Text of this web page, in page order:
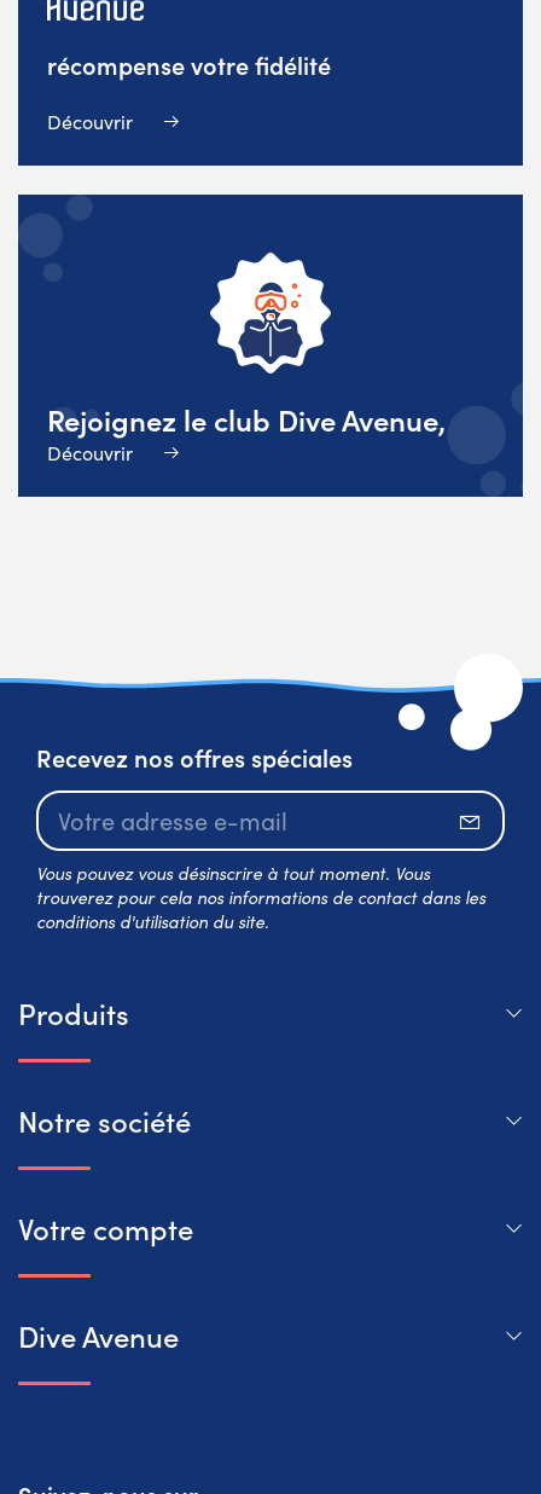
récompense votre fidélité
Découvrir
Rejoignez le club Dive Avenue,
Découvrir
Recevez nos offres spéciales
Vous pouvez vous désinscrire à tout moment. Vous
trouverez pour cela nos informations de contact dans les
conditions d'utilisation du site.
Produits
Notre société
Votre compte
Dive Avenue